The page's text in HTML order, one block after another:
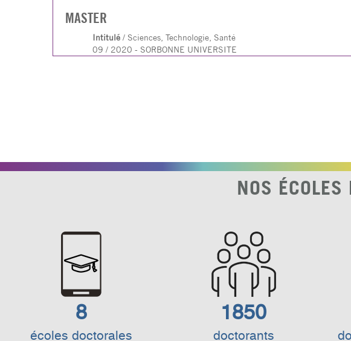
MASTER
Intitulé / Sciences, Technologie, Santé
09 / 2020 - SORBONNE UNIVERSITE
NOS ÉCOLES
8
écoles doctorales
1850
doctorants